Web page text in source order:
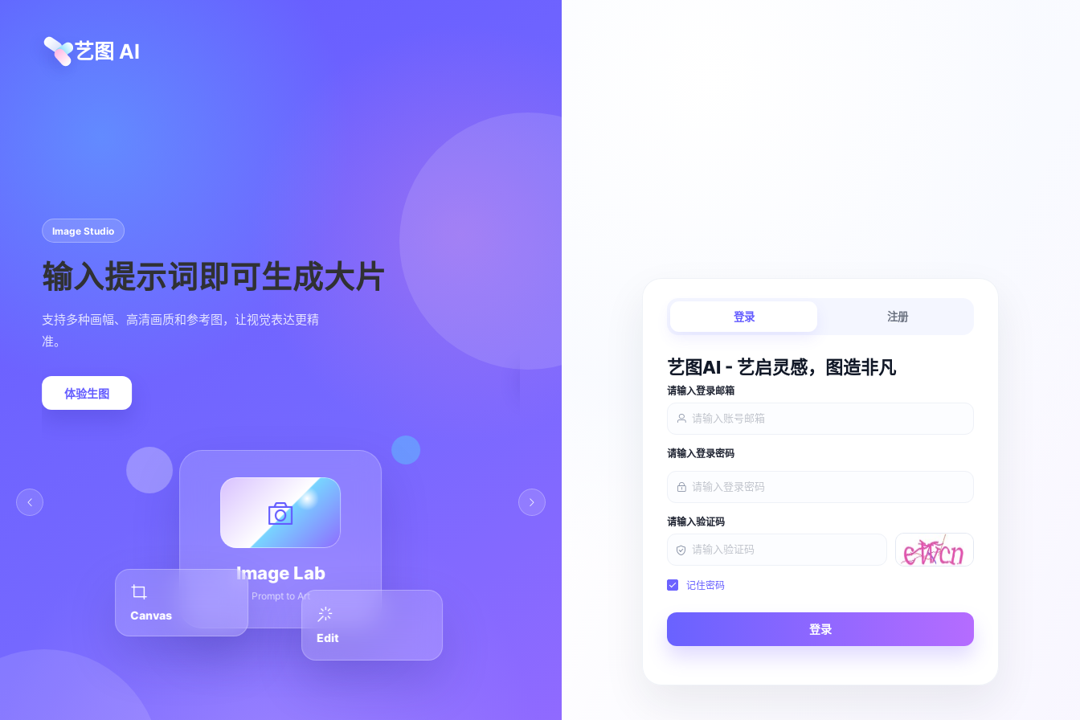
艺图 AI
Image Studio
输入提示词即可生成大片
支持多种画幅、高清画质和参考图，让视觉表达更精
准。
体验生图
Image Lab
Prompt to Art
Edit
Canvas
从脚本、分镜到视频生成，保持创作链路连贯顺畅。
Scene
登录 注册
艺图AI - 艺启灵感，图造非凡
请输入登录邮箱
请输入登录密码
请输入验证码
记住密码
登录